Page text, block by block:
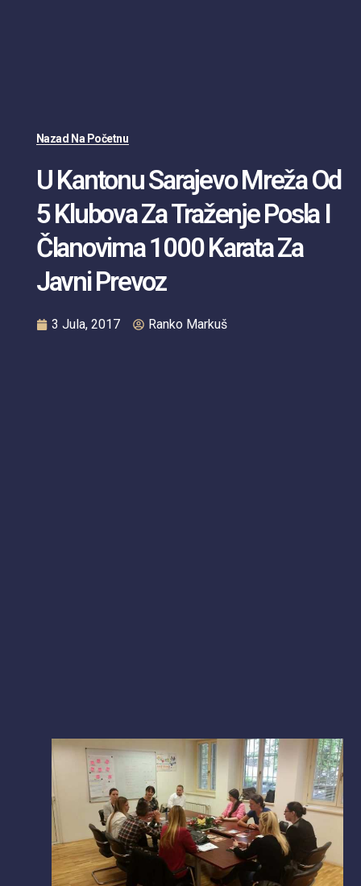
Nazad Na Početnu
U Kantonu Sarajevo Mreža Od
5 Klubova Za Traženje Posla I
Članovima 1000 Karata Za
Javni Prevoz
3 Jula, 2017 Ranko Markuš